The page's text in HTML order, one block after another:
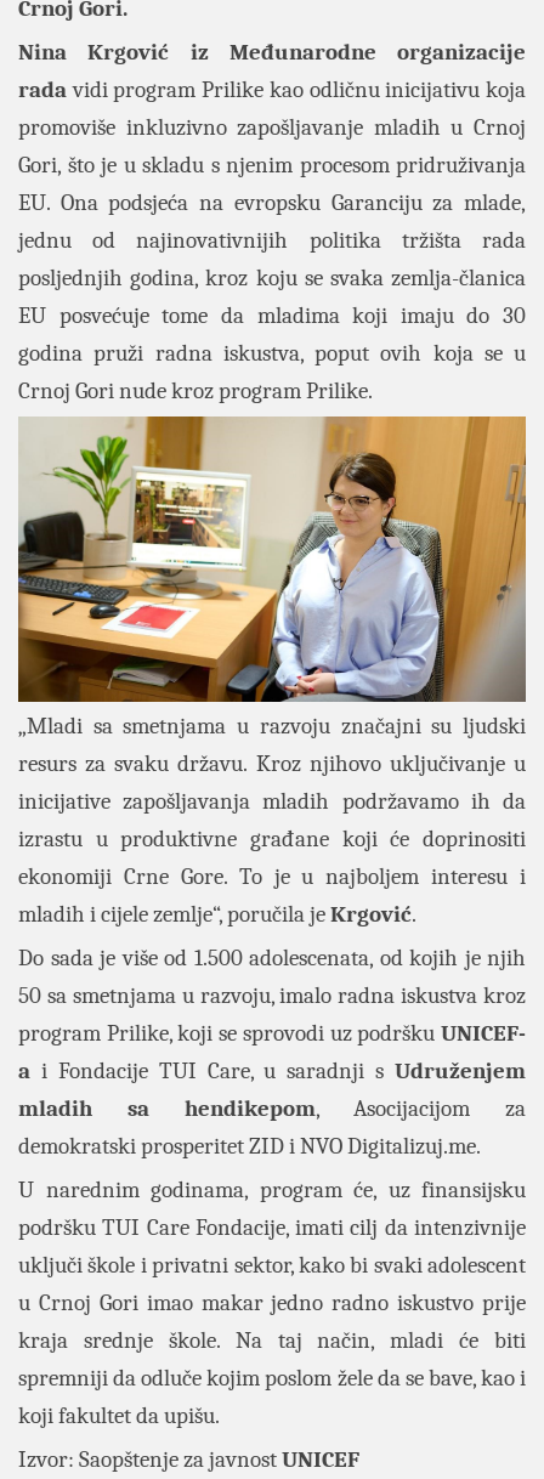
Crnoj Gori.
Nina Krgović iz Međunarodne organizacije
radavidi program Prilike kao odličnu inicijativu koja
promoviše inkluzivno zapošljavanje mladih u Crnoj
Gori, što je u skladu s njenim procesom pridruživanja
EU. Ona podsjeća na evropsku Garanciju za mlade,
jednu od najinovativnijih politika tržišta rada
posljednjih godina, kroz koju se svaka zemlja-članica
EU posvećuje tome da mladima koji imaju do 30
godina pruži radna iskustva, poput ovih koja se u
Crnoj Gori nude kroz program Prilike.
„Mladi sa smetnjama u razvoju značajni su ljudski
resurs za svaku državu. Kroz njihovo uključivanje u
inicijative zapošljavanja mladih podržavamo ih da
izrastu u produktivne građane koji će doprinositi
ekonomiji Crne Gore. To je u najboljem interesu i
mladih i cijele zemlje“, poručila jeKrgović.
Do sada je više od 1.500 adolescenata, od kojih je njih
50 sa smetnjama u razvoju, imalo radna iskustva kroz
program Prilike, koji se sprovodi uz podršku UNICEF-
a i Fondacije TUI Care, u saradnji s Udruženjem
mladih sa hendikepom, Asocijacijom za
demokratski prosperitet ZID i NVO Digitalizuj.me.
U narednim godinama, program će, uz finansijsku
podršku TUI Care Fondacije, imati cilj da intenzivnije
uključi škole i privatni sektor, kako bi svaki adolescent
u Crnoj Gori imao makar jedno radno iskustvo prije
kraja srednje škole. Na taj način, mladi će biti
spremniji da odluče kojim poslom žele da se bave, kao i
koji fakultet da upišu.
Izvor: Saopštenje za javnostUNICEF